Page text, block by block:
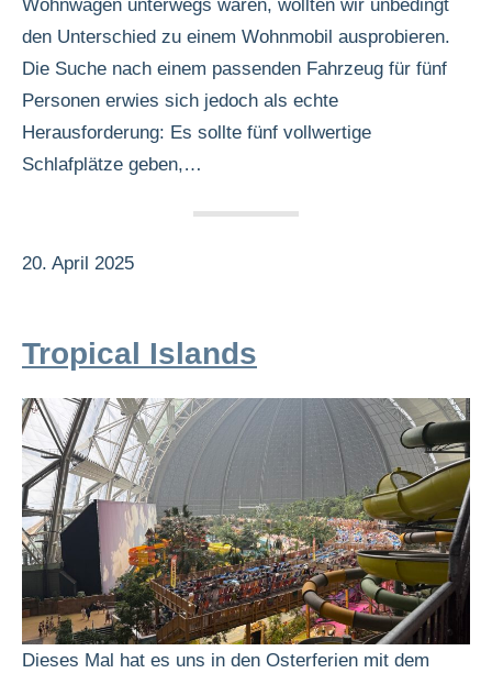
Wohnwagen unterwegs waren, wollten wir unbedingt
den Unterschied zu einem Wohnmobil ausprobieren.
Die Suche nach einem passenden Fahrzeug für fünf
Personen erwies sich jedoch als echte
Herausforderung: Es sollte fünf vollwertige
Schlafplätze geben,…
20. April 2025
Tropical Islands
Dieses Mal hat es uns in den Osterferien mit dem